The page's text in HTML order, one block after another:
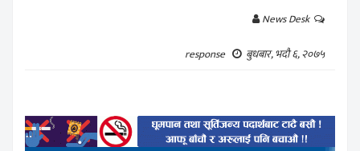
News Desk
response
बुधबार, भदौ ६, २०७५